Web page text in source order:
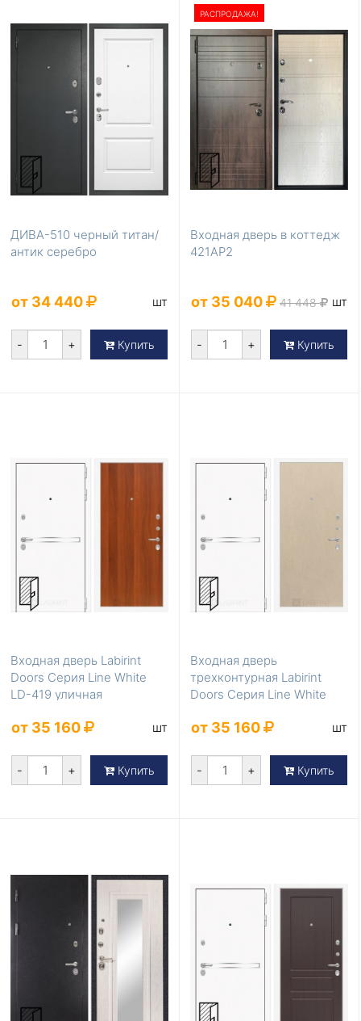
ДИВА-510 черный титан/
антик серебро
от 34 440 шт
- + Купить
РАСПРОДАЖА!
Входная дверь в коттедж
421АР2
от 35 040 41 448 шт
- + Купить
Входная дверь Labirint
Doors Серия Line White
LD-419 уличная
от 35 160 шт
- + Купить
Входная дверь
трехконтурная Labirint
Doors Серия Line White
от 35 160 шт
- + Купить